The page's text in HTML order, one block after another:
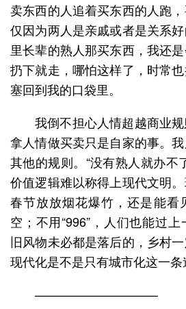
卖东西的人追着买东西的人跑
仅因为两人是亲戚或者是关系
里长辈的熟人那买东西，我还
扔下就走，哪怕这样了，时常
塞回到我的口袋里。
我倒不担心人情超越商业
拿人情做买卖只是自家的事。
其他的规则。“没有熟人就办不
价值逻辑难以称得上现代文明
春节放放烟花爆竹，还是能看
空；不用“996”，人们也能过上
旧风物未必都是落后的，乡村
现代化是不是只有城市化这一条
——————————